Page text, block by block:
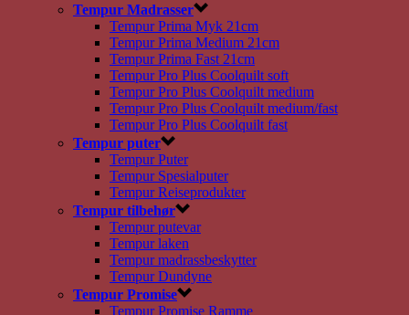
Tempur Madrasser
Tempur Prima Myk 21cm
Tempur Prima Medium 21cm
Tempur Prima Fast 21cm
Tempur Pro Plus Coolquilt soft
Tempur Pro Plus Coolquilt medium
Tempur Pro Plus Coolquilt medium/fast
Tempur Pro Plus Coolquilt fast
Tempur puter
Tempur Puter
Tempur Spesialputer
Tempur Reiseprodukter
Tempur tilbehør
Tempur putevar
Tempur laken
Tempur madrassbeskytter
Tempur Dundyne
Tempur Promise
Tempur Promise Ramme